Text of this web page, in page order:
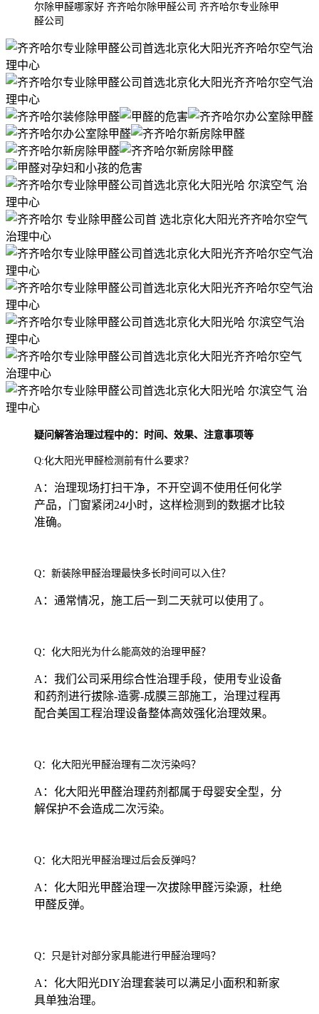
尔除甲醛哪家好 齐齐哈尔除甲醛公司 齐齐哈尔专业除甲
醛公司
疑问解答治理过程中的：时间、效果、注意事项等
Q:化大阳光甲醛检测前有什么要求？
A：治理现场打扫干净，不开空调不使用任何化学
产品，门窗紧闭24小时，这样检测到的数据才比较
准确。
Q：新装除甲醛治理最快多长时间可以入住？
A：通常情况，施工后一到二天就可以使用了。
Q：化大阳光为什么能高效的治理甲醛？
A：我们公司采用综合性治理手段，使用专业设备
和药剂进行拔除-造雾-成膜三部施工，治理过程再
配合美国工程治理设备整体高效强化治理效果。
Q：化大阳光甲醛治理有二次污染吗？
A：化大阳光甲醛治理药剂都属于母婴安全型，分
解保护不会造成二次污染。
Q：化大阳光甲醛治理过后会反弹吗？
A：化大阳光甲醛治理一次拔除甲醛污染源，杜绝
甲醛反弹。
Q：只是针对部分家具能进行甲醛治理吗？
A：化大阳光DIY治理套装可以满足小面积和新家
具单独治理。